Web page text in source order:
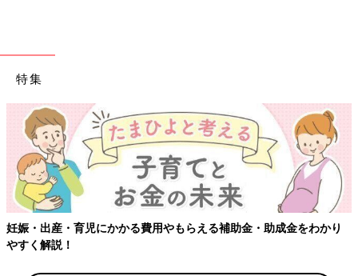
特集
妊娠・出産・育児にかかる費用やもらえる補助金・助成金をわかり
やすく解説！